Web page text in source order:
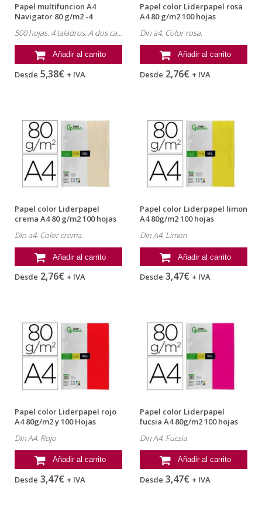
Papel multifuncion A4
Navigator 80 g/m2 -4
500 hojas. 4 taladros. A dos caras.
Añadir al carrito
Desde 5,38€ + IVA
Papel color Liderpapel rosa
A4 80 g/m2 100 hojas
Din a4. Color rosa.
Añadir al carrito
Desde 2,76€ + IVA
Papel color Liderpapel
crema A4 80 g/m2 100 hojas
Din a4. Color crema.
Añadir al carrito
Desde 2,76€ + IVA
Papel color Liderpapel limon
A4 80g/m2 100 hojas
Din A4. Limon
Añadir al carrito
Desde 3,47€ + IVA
Papel color Liderpapel rojo
A4 80g/m2 y 100 Hojas
Din A4. Rojo
Añadir al carrito
Desde 3,47€ + IVA
Papel color Liderpapel
fucsia A4 80g/m2 100 hojas
Din A4. Fucsia
Añadir al carrito
Desde 3,47€ + IVA